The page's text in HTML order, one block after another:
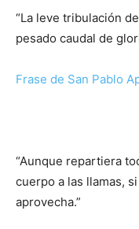
“La leve tribulación
pesado caudal de
Frase de San Pablo
“Aunque repartiera
cuerpo a las llamas,
aprovecha.”